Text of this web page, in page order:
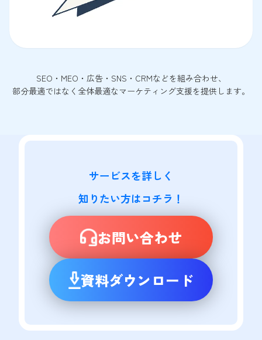
SEO・MEO・広告・SNS・CRMなどを組み合わせ、
部分最適ではなく全体最適なマーケティング支援を提供します。
サービスを詳しく
知りたい方はコチラ！
お問い合わせ
資料ダウンロード